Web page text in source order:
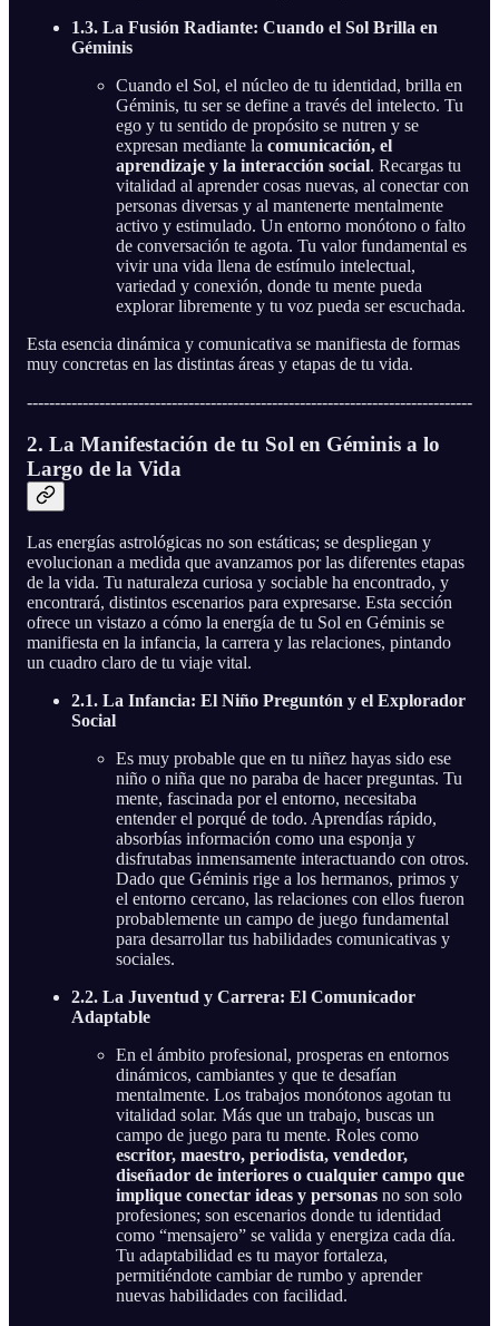
1.3. La Fusión Radiante: Cuando el Sol Brilla en
Géminis
Cuando el Sol, el núcleo de tu identidad, brilla en
Géminis, tu ser se define a través del intelecto. Tu
ego y tu sentido de propósito se nutren y se
expresan mediante la comunicación, el
aprendizaje y la interacción social. Recargas tu
vitalidad al aprender cosas nuevas, al conectar con
personas diversas y al mantenerte mentalmente
activo y estimulado. Un entorno monótono o falto
de conversación te agota. Tu valor fundamental es
vivir una vida llena de estímulo intelectual,
variedad y conexión, donde tu mente pueda
explorar libremente y tu voz pueda ser escuchada.
Esta esencia dinámica y comunicativa se manifiesta de formas
muy concretas en las distintas áreas y etapas de tu vida.
--------------------------------------------------------------------------------
2. La Manifestación de tu Sol en Géminis a lo
Largo de la Vida
Las energías astrológicas no son estáticas; se despliegan y
evolucionan a medida que avanzamos por las diferentes etapas
de la vida. Tu naturaleza curiosa y sociable ha encontrado, y
encontrará, distintos escenarios para expresarse. Esta sección
ofrece un vistazo a cómo la energía de tu Sol en Géminis se
manifiesta en la infancia, la carrera y las relaciones, pintando
un cuadro claro de tu viaje vital.
2.1. La Infancia: El Niño Preguntón y el Explorador
Social
Es muy probable que en tu niñez hayas sido ese
niño o niña que no paraba de hacer preguntas. Tu
mente, fascinada por el entorno, necesitaba
entender el porqué de todo. Aprendías rápido,
absorbías información como una esponja y
disfrutabas inmensamente interactuando con otros.
Dado que Géminis rige a los hermanos, primos y
el entorno cercano, las relaciones con ellos fueron
probablemente un campo de juego fundamental
para desarrollar tus habilidades comunicativas y
sociales.
2.2. La Juventud y Carrera: El Comunicador
Adaptable
En el ámbito profesional, prosperas en entornos
dinámicos, cambiantes y que te desafían
mentalmente. Los trabajos monótonos agotan tu
vitalidad solar. Más que un trabajo, buscas un
campo de juego para tu mente. Roles como
escritor, maestro, periodista, vendedor,
diseñador de interiores o cualquier campo que
implique conectar ideas y personas no son solo
profesiones; son escenarios donde tu identidad
como “mensajero” se valida y energiza cada día.
Tu adaptabilidad es tu mayor fortaleza,
permitiéndote cambiar de rumbo y aprender
nuevas habilidades con facilidad.